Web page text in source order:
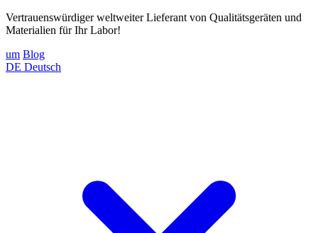
Vertrauenswürdiger weltweiter Lieferant von Qualitätsgeräten und
Materialien für Ihr Labor!
um Blog
DE Deutsch